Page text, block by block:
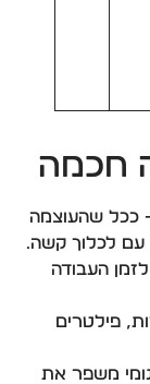
חכמה
ככל שהעוצמה
עם לכלוך קשה.
העבודה
פילטרים
משפר את